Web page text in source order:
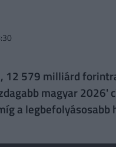
12 579 milliárd
magyar
a